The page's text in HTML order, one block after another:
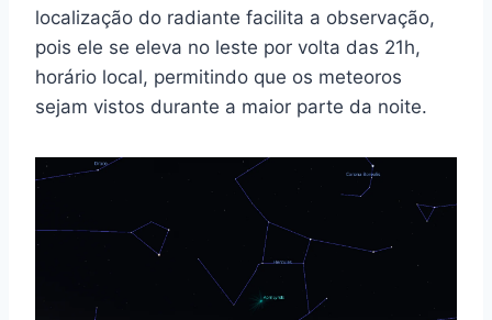
localização do radiante facilita a observação,
pois ele se eleva no leste por volta das 21h,
horário local, permitindo que os meteoros
sejam vistos durante a maior parte da noite.